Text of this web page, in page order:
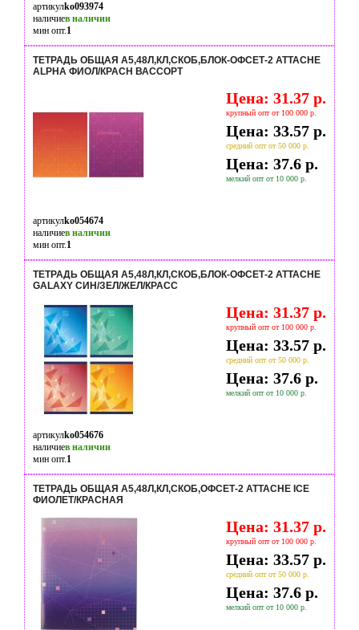
артикулko093974
наличиев наличии
мин опт.1
ТЕТРАДЬ ОБЩАЯ А5,48Л,КЛ,СКОБ,БЛОК-ОФСЕТ-2 ATTACHE
ALPHA ФИОЛ/КРАСН ВАССОРТ
Цена: 31.37 р.
крупный опт от 100 000 р.
Цена: 33.57 р.
средний опт от 50 000 р.
Цена: 37.6 р.
мелкий опт от 10 000 р.
артикулko054674
наличиев наличии
мин опт.1
ТЕТРАДЬ ОБЩАЯ А5,48Л,КЛ,СКОБ,БЛОК-ОФСЕТ-2 ATTACHE
GALAXY СИН/ЗЕЛ/ЖЕЛ/КРАСС
Цена: 31.37 р.
крупный опт от 100 000 р.
Цена: 33.57 р.
средний опт от 50 000 р.
Цена: 37.6 р.
мелкий опт от 10 000 р.
артикулko054676
наличиев наличии
мин опт.1
ТЕТРАДЬ ОБЩАЯ А5,48Л,КЛ,СКОБ,ОФСЕТ-2 ATTACHE ICE
ФИОЛЕТ/КРАСНАЯ
Цена: 31.37 р.
крупный опт от 100 000 р.
Цена: 33.57 р.
средний опт от 50 000 р.
Цена: 37.6 р.
мелкий опт от 10 000 р.